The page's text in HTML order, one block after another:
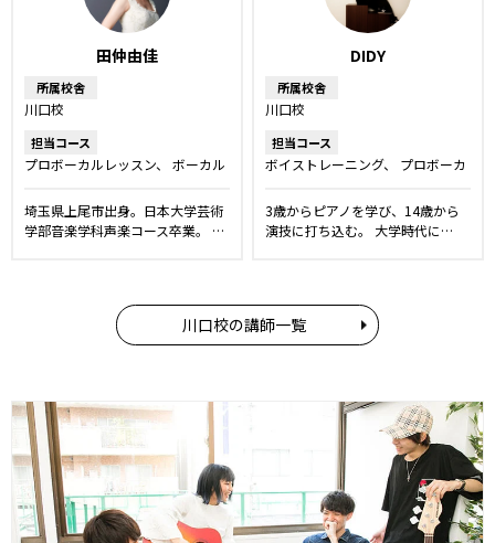
田仲由佳
所属校舎
川口校
担当コース
プロボーカルレッスン
ボーカル
ン
舞台・ミュージカルレッス
ン
声優レッスン
キッズ・ジュ
ニアコース
埼玉県上尾市出身。日本大学芸術
学部音楽学科声楽コース卒業。 …
DIDY
所属校舎
川口校
担当コース
ボイストレーニング
プロボーカ
舞台・ミュージカルレッスン
キ
ッズ・ジュニアコース
ダンス
3歳からピアノを学び、14歳から
演技に打ち込む。 大学時代に…
川口校の講師一覧